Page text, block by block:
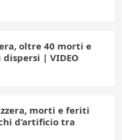
oltre 40 morti e
| VIDEO
morti e feriti
d’artificio tra